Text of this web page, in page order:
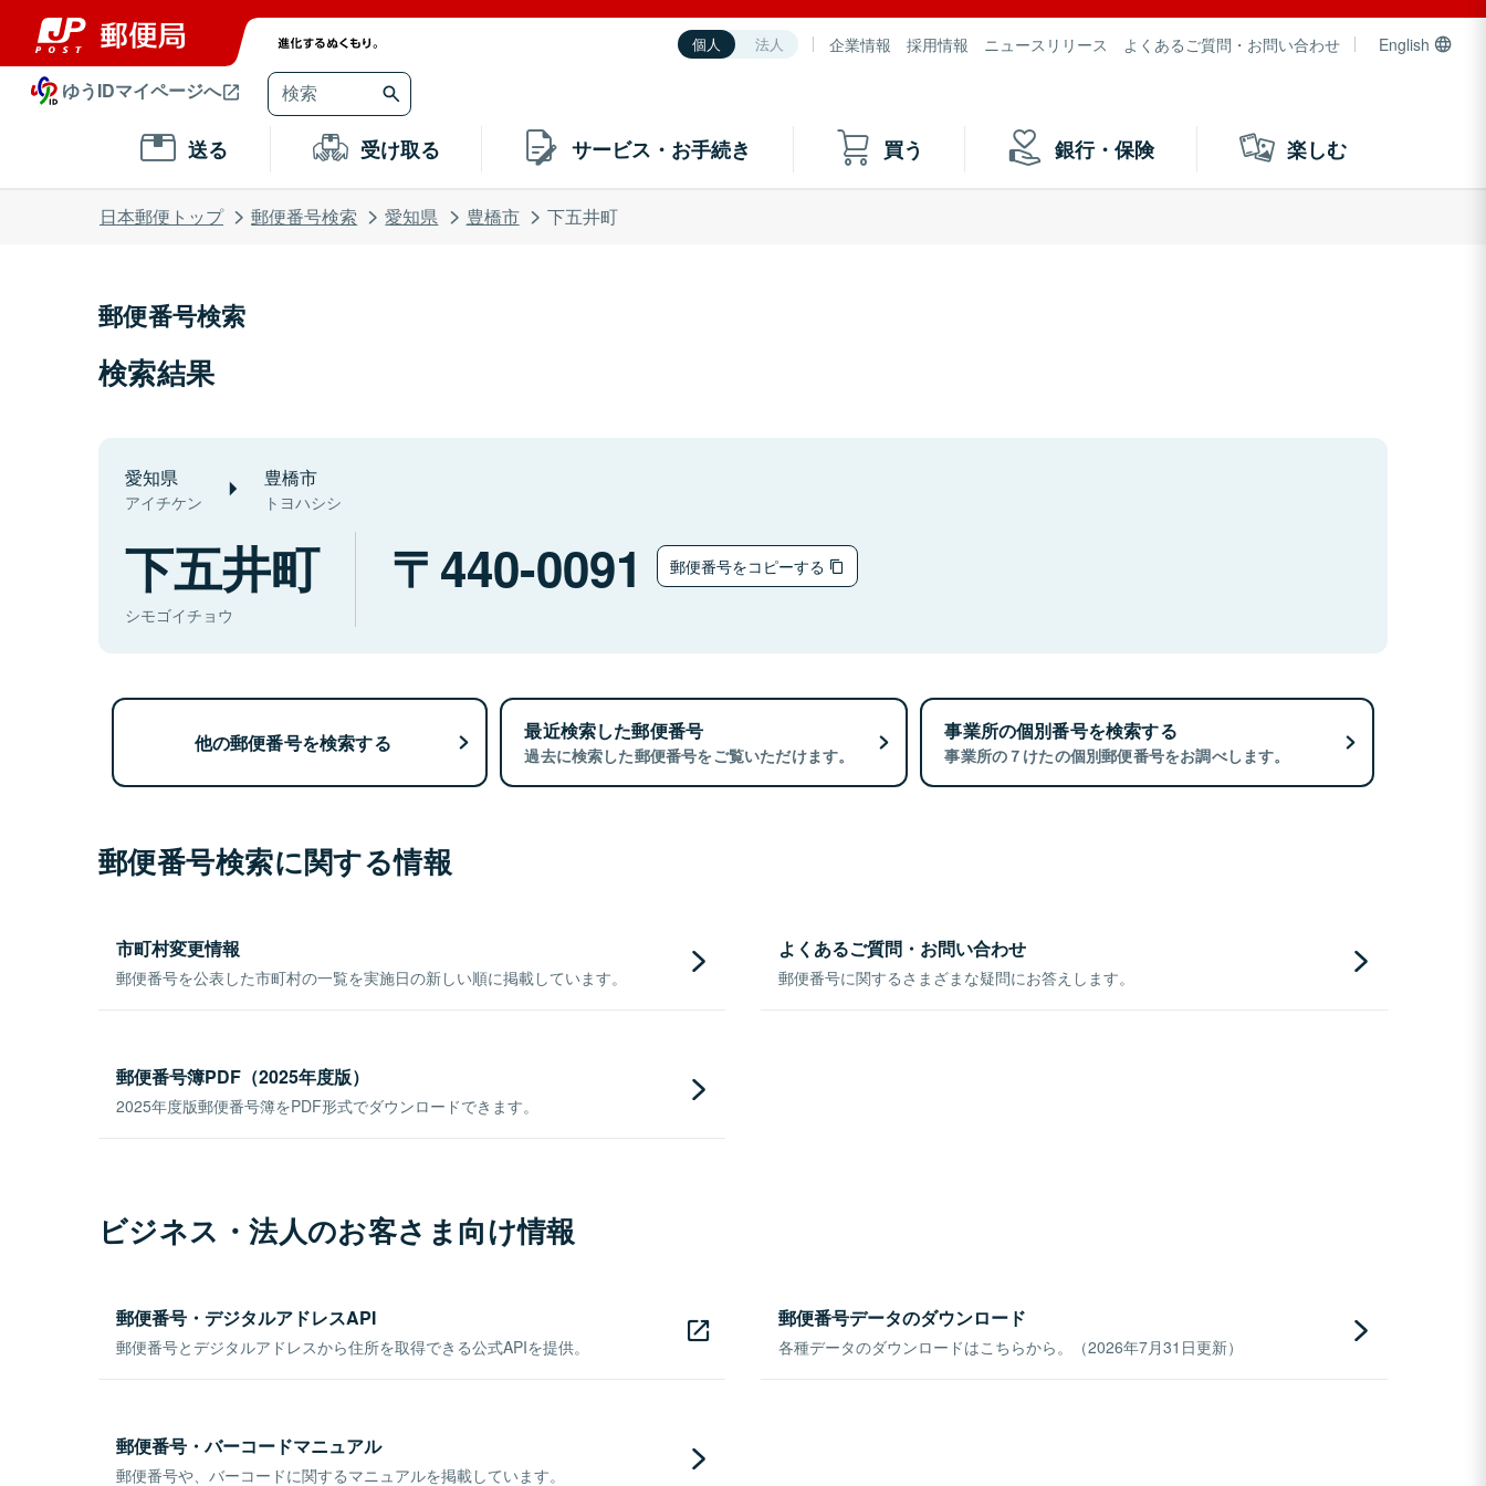
個人 法人 企業情報 採用情報 ニュースリリース よくあるご質問・お問い合わせ English
ゆうIDマイページへ
送る 受け取る サービス・お手続き 買う 銀行・保険 楽しむ
日本郵便トップ 郵便番号検索 愛知県 豊橋市 下五井町
郵便番号検索
検索結果
愛知県
アイチケン
豊橋市
トヨハシシ
下五井町
シモゴイチョウ
440-0091 郵便番号をコピーする
他の郵便番号を検索する 最近検索した郵便番号
過去に検索した郵便番号をご覧いただけます。
事業所の個別番号を検索する
事業所の７けたの個別郵便番号をお調べします。
郵便番号検索に関する情報
市町村変更情報
郵便番号を公表した市町村の一覧を実施日の新しい順に掲載しています。
よくあるご質問・お問い合わせ
郵便番号に関するさまざまな疑問にお答えします。
郵便番号簿PDF（2025年度版）
2025年度版郵便番号簿をPDF形式でダウンロードできます。
ビジネス・法人のお客さま向け情報
郵便番号・デジタルアドレスAPI
郵便番号とデジタルアドレスから住所を取得できる公式APIを提供。
郵便番号データのダウンロード
各種データのダウンロードはこちらから。（2026年7月31日更新）
郵便番号・バーコードマニュアル
郵便番号や、バーコードに関するマニュアルを掲載しています。